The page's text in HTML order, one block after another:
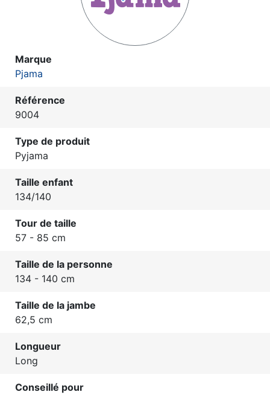
Marque
Pjama
Référence
9004
Type de produit
Pyjama
Taille enfant
134/140
Tour de taille
57 - 85 cm
Taille de la personne
134 - 140 cm
Taille de la jambe
62,5 cm
Longueur
Long
Conseillé pour